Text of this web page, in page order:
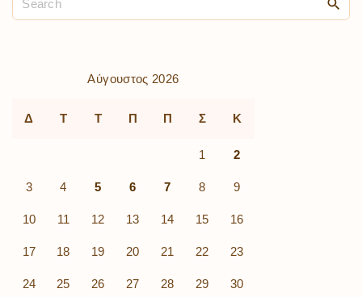
Αύγουστος 2026
Δ Τ Τ Π Π Σ Κ
1 2
3 4 5 6 7 8 9
10 11 12 13 14 15 16
17 18 19 20 21 22 23
24 25 26 27 28 29 30